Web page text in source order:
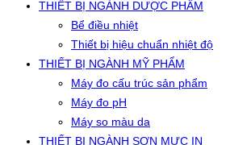
THIẾT BỊ NGÀNH DƯỢC PHẨM
Bể điều nhiệt
Thiết bị hiệu chuẩn nhiệt độ
THIẾT BỊ NGÀNH MỸ PHẨM
Máy đo cấu trúc sản phẩm
Máy đo pH
Máy so màu da
THIẾT BỊ NGÀNH SƠN MỰC IN